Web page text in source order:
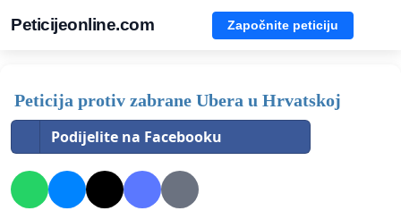
Peticijeonline.com Započnite peticiju
Peticija protiv zabrane Ubera u Hrvatskoj
Podijelite na Facebooku